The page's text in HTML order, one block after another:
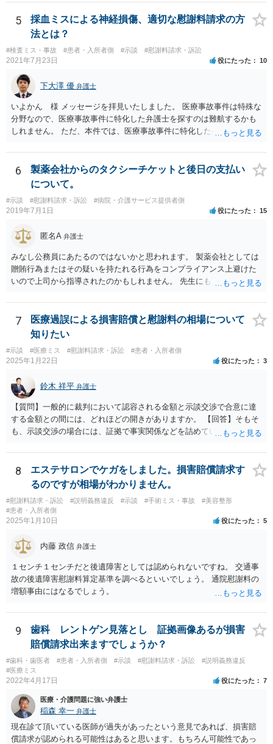
5
採血ミスによる神経損傷、適切な慰謝料請求の方
法とは？
#検査ミス・事故 #患者・入所者側 #示談 #慰謝料請求・訴訟
2021年7月23日 役にたった 10
下大澤 優 弁護士
いよかん 様 メッセージを拝見いたしました。 医療事故事件は特殊な
分野なので、医療事故事件に特化した弁護士を探すのは難航するかも
しれません。 ただ、本件では、医療事故事件に特化した弁護士でなく
の過失（医療ミス）の立証なのですが、本件では過失自体には争いが
ないため、損害額の立証が主なポイントになります。 損害額に立証に
関しては、交通事故事件と同様の発想で考えればよいので、対応でき
る弁護士は多いと思います。 今後の交渉については、ご自身で対応さ
れることも可能ではありますが、相手方保険会社は容易に増額に応じ
ない（多少の増額はあり得るとしても、裁判基準での和解は難しい）
と思われます。 弁護士が介入することにより提示額が大きく変わるこ
とは多々あるため、可能であれば弁護士に依頼した上での交渉をお勧
めしたいところです。
6
製薬会社からのタクシーチケットと後日の支払い
について。
#示談 #慰謝料請求・訴訟 #病院・介護サービス提供者側
2019年7月1日 役にたった 15
匿名A 弁護士
みなし公務員にあたるのではないかと思われます。 製薬会社としては
贈賄行為またはその疑いを持たれる行為をコンプライアンス上避けた
いので上司から指導されたのかもしれません。 先生にも万一迷惑をか
7
医療過誤による損害賠償と慰謝料の相場について
知りたい
#示談 #医療ミス #慰謝料請求・訴訟 #患者・入所者側
2025年1月22日 役にたった 3
鈴木 祥平 弁護士
【質問】一般的に裁判において認容される金額と示談交渉で合意に達
する金額との間には、どれほどの開きがありますか。 【回答】そもそ
も、示談交渉の場合には、証拠で事実関係などを詰めていないことが
程度にはなると思います。
8
エステサロンでケガをしました。損害賠償請求す
るのですが相場がわかりません。
#慰謝料請求・訴訟 #説明義務違反 #示談 #手術ミス・事故
#美容整形
#患者・入所者側
2025年1月10日 役にたった 5
内藤 政信 弁護士
１センチ１センチだと後遺障害としては認められないですね。 交通事
故の後遺障害慰謝料算定基準を調べるといいでしょう。 通院慰謝料の
増額事由にはなるでしょう。
9
歯科 レントゲン見落とし 証拠画像あるが損害
賠償請求出来ますでしょうか？
#歯科・歯医者 #患者・入所者側 #示談 #慰謝料請求・訴訟
#説明義務違反
#医療ミス
2022年4月17日 役にたった 7
医療・介護問題に強い弁護士
稲森 幸一 弁護士
現在診て頂いている医師が過失があったという意見であれば、損害賠
償請求が認められる可能性はあると思います。もちろん可能性であっ